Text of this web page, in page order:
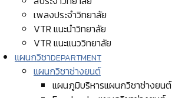
เพลงประจำวิทยาลัย
VTR แนะนำวิทยาลัย
VTR แนะแนววิทยาลัย
แผนกวิชาDEPARTMENT
แผนกวิชาช่างยนต์
แผนภูมิบริหารแผนกวิชาช่างยนต์